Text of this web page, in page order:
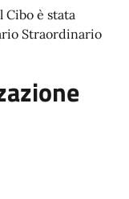
Cibo è stata
Straordinario